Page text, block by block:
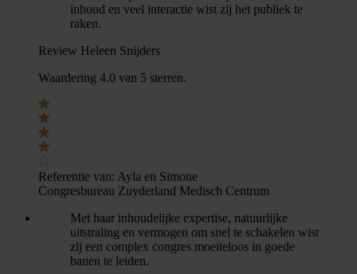
inhoud en veel interactie wist zij het publiek te
raken.
Review Heleen Snijders
Waardering 4.0 van 5 sterren.
Referentie van: Ayla en Simone
Congresbureau Zuyderland Medisch Centrum
Met haar inhoudelijke expertise, natuurlijke
uitstraling en vermogen om snel te schakelen wist
zij een complex congres moeiteloos in goede
banen te leiden.